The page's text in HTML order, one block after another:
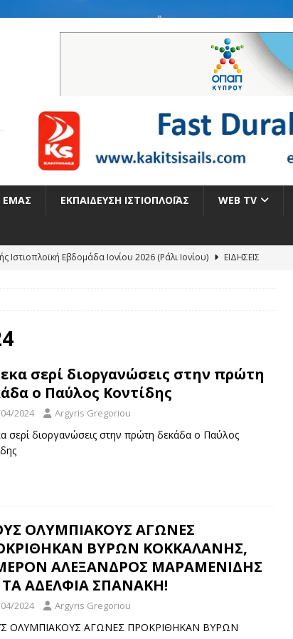
ΕΜΆΣ ΕΚΠΑΊΔΕΥΣΗ ΙΣΤΙΟΠΛΟΪ́ΑΣ WEB TV
Ιστιοπλοϊκή Εβδομάδα Ιονίου 2026 (Ράλι Ιονίου)
ΕΙΔΉΣΕΙΣ
Regatta ανοίγει πανιά για 25η φορά στο Βόρειοανατολικό
ΓΙΑ ΤΑ ΕΛΛΗΝΙΚΑ ΠΑΝΙΑ ΣΤΟ ΠΑΓΚΟΣΜΙΟ ΠΡΩΤΑΘΛΗΜΑ ILCA 4
ΑΕΡΑΣ ΑΝΕΒΑΛΕ ΤΙΣ ΧΘΕΣΙΝΕΣ ΚΟΥΡΣΕΣ ΣΤΟ
σερί διοργανώσεις στην πρώτη
ο Παύλος Κοντίδης
2024 Argyris Gregoriou
σερί διοργανώσεις στην πρώτη δεκάδα ο Παύλος
ΟΛΥΜΠΙΑΚΟΥΣ ΑΓΩΝΕΣ
ΒΥΡΩΝ ΚΟΚΚΑΛΑΝΗΣ,
ΑΛΕΞΑΝΔΡΟΣ ΜΑΡΑΜΕΝΙΔΗΣ
ΤΑ ΑΔΕΛΦΙΑ ΣΠΑΝΑΚΗ!
2024 Argyris Gregoriou
ΟΛΥΜΠΙΑΚΟΥΣ ΑΓΩΝΕΣ ΠΡΟΚΡΙΘΗΚΑΝ ΒΥΡΩΝ